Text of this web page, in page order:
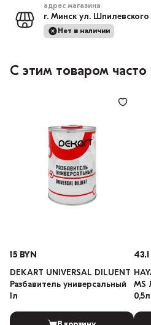
адрес магазина
г. Минск ул. Шпилевского
Нет в наличии
С этим товаром часто
15 BYN
DEKART UNIVERSAL DILUENT
Разбавитель универсальный
1л
MS